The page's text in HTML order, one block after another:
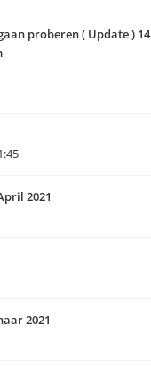
proberen ( Update ) 14
2021
2021